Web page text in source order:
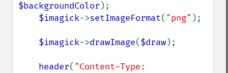
$backgroundColor );
$imagick->setImageFormat( "png" );
$imagick->drawImage($draw);
header( "Content-Type: